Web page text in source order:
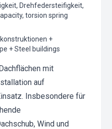
Drehfedersteifigkeit,
torsion spring
+
+ Steel buildings
mit
auf
Insbesondere für
Wind und